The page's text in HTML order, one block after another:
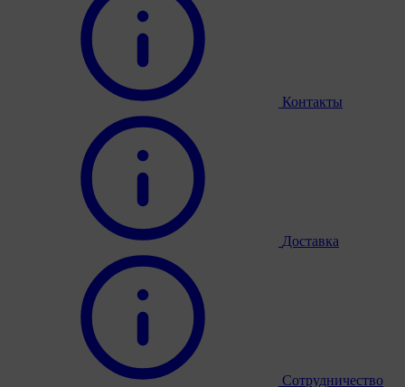
Контакты
Доставка
Сотрудничество